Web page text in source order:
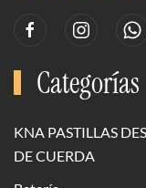
Categorías
KNA PASTILLAS
DE CUERDA